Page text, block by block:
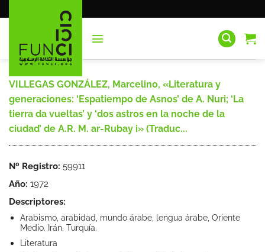
al
VILLEGAS GONZÁLEZ, Marcelino, «Literatura y
generaciones: ‘Espatiempo de Asnos’ de A. Nuri; ‘La
tierra da vueltas’ y ‘dos astros en la noche de la
ciudad’ de A.R. M. ar-Rubay i» (Traduc...
Nº Registro: 59911
Año: 1972
Descriptores:
Arabismo, arabidad, mundo árabe, lengua árabe, Oriente
Medio. Irán. Turquía.
Literatura